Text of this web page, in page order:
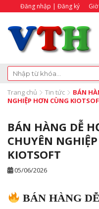
Đăng nhập | Đăng ký
Trang chủ Tin tức
BÁN
NGHIỆP HƠN CÙNG
BÁN HÀNG DỄ
CHUYÊN
KIOTSOFT
05/06/2026
BÁN HÀNG